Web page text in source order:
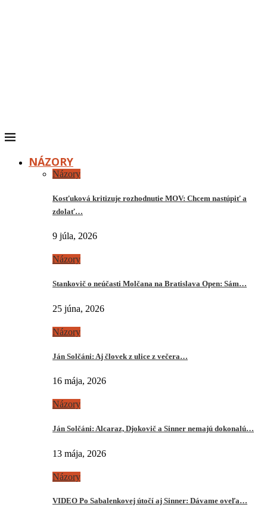
NÁZORY
Názory
Kosťuková kritizuje rozhodnutie MOV: Chcem nastúpiť a
zdolať…
9 júla, 2026
Názory
Stankovič o neúčasti Molčana na Bratislava Open: Sám…
25 júna, 2026
Názory
Ján Solčáni: Aj človek z ulice z večera…
16 mája, 2026
Názory
Ján Solčáni: Alcaraz, Djokovič a Sinner nemajú dokonalú…
13 mája, 2026
Názory
VIDEO Po Sabalenkovej útočí aj Sinner: Dávame oveľa…